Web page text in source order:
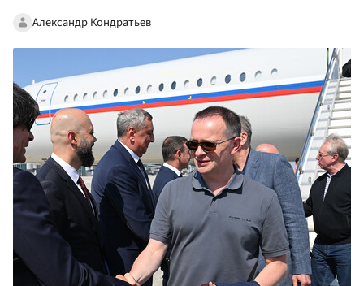
Александр Кондратьев